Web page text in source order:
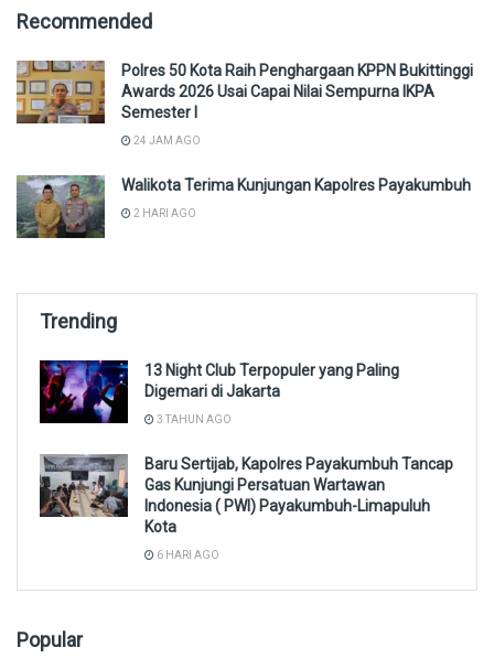
Recommended
Polres 50 Kota Raih Penghargaan KPPN Bukittinggi
Awards 2026 Usai Capai Nilai Sempurna IKPA
Semester I
24 JAM AGO
Walikota Terima Kunjungan Kapolres Payakumbuh
2 HARI AGO
Trending
13 Night Club Terpopuler yang Paling
Digemari di Jakarta
3 TAHUN AGO
Baru Sertijab, Kapolres Payakumbuh Tancap
Gas Kunjungi Persatuan Wartawan
Indonesia ( PWI) Payakumbuh-Limapuluh
Kota
6 HARI AGO
Popular